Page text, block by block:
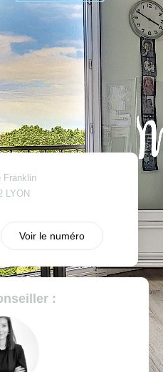
Imprimer
Calculer mon budget
Franklin
LYON
Voir le numéro
: